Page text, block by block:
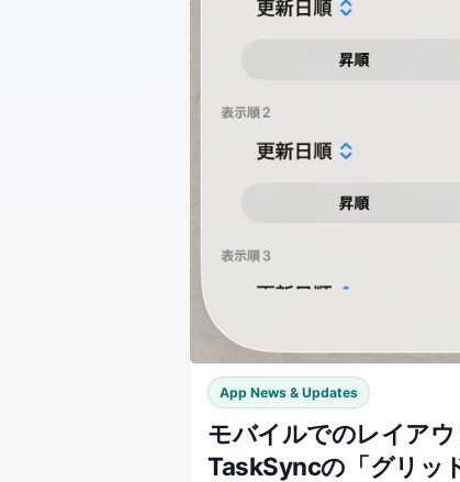
App News & Updates
モバイルでのレイアウ
TaskSyncの「グリッ